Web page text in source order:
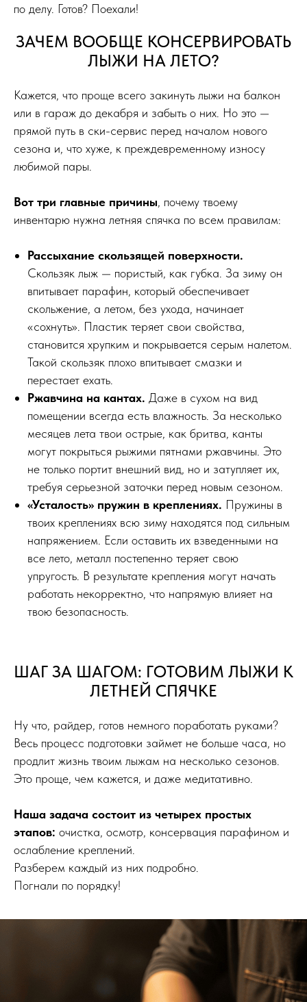
по делу. Готов? Поехали!
ЗАЧЕМ ВООБЩЕ КОНСЕРВИРОВАТЬ
ЛЫЖИ НА ЛЕТО?
Кажется, что проще всего закинуть лыжи на балкон
или в гараж до декабря и забыть о них. Но это —
прямой путь в ски-сервис перед началом нового
сезона и, что хуже, к преждевременному износу
любимой пары.
Вот три главные причины, почему твоему
инвентарю нужна летняя спячка по всем правилам:
Рассыхание скользящей поверхности.
Скользяк лыж — пористый, как губка. За зиму он
впитывает парафин, который обеспечивает
скольжение, а летом, без ухода, начинает
«сохнуть». Пластик теряет свои свойства,
становится хрупким и покрывается серым налетом.
Такой скользяк плохо впитывает смазки и
перестает ехать.
Ржавчина на кантах. Даже в сухом на вид
помещении всегда есть влажность. За несколько
месяцев лета твои острые, как бритва, канты
могут покрыться рыжими пятнами ржавчины. Это
не только портит внешний вид, но и затупляет их,
требуя серьезной заточки перед новым сезоном.
«Усталость» пружин в креплениях. Пружины в
твоих креплениях всю зиму находятся под сильным
напряжением. Если оставить их взведенными на
все лето, металл постепенно теряет свою
упругость. В результате крепления могут начать
работать некорректно, что напрямую влияет на
твою безопасность.
ШАГ ЗА ШАГОМ: ГОТОВИМ ЛЫЖИ К
ЛЕТНЕЙ СПЯЧКЕ
Ну что, райдер, готов немного поработать руками?
Весь процесс подготовки займет не больше часа, но
продлит жизнь твоим лыжам на несколько сезонов.
Это проще, чем кажется, и даже медитативно.
Наша задача состоит из четырех простых
этапов: очистка, осмотр, консервация парафином и
ослабление креплений.
Разберем каждый из них подробно.
Погнали по порядку!